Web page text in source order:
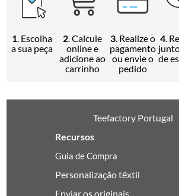
1. Escolha
a sua peça
2. Calcule
online e
adicione ao
carrinho
3. Realize o
pagamento
ou envie o
pedido
4.
de
Teefactory Portugal
Recursos
Guia de Compra
Personalização têxtil
Enviar os originais